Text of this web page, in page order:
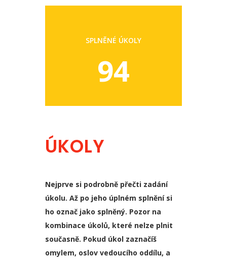
SPLNĚNÉ ÚKOLY
94
ÚKOLY
Nejprve si podrobně přečti zadání
úkolu. Až po jeho úplném splnění si
ho označ jako splněný. Pozor na
kombinace úkolů, které nelze plnit
současně. Pokud úkol zaznačíš
omylem, oslov vedoucího oddílu, a